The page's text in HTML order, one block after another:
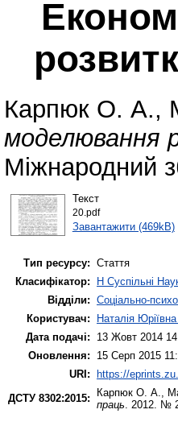
Карпюк О. А.,
моделювання
Міжнародний
Текст
20.pdf
Завантажити (469kB)|
Тип ресурсу: Стаття
Класифікатор:
H Суспільні
Відділи: Соціально-
Користувач:
Наталія
Дата подачі:
13 Жовт 2014
Оновлення:
15 Серп 2015
URI:
https://
ДСТУ 8302:2015:
Карпюк О. А.,
праць. 2012. №